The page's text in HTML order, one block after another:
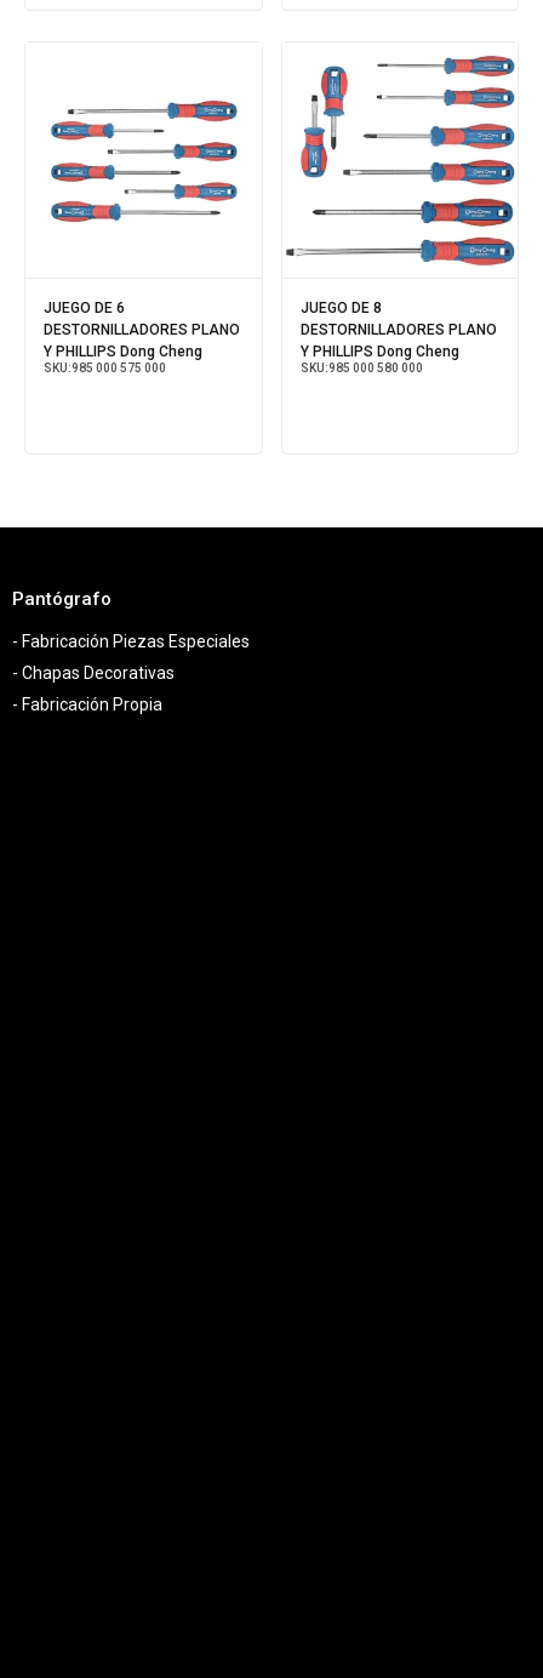
JUEGO DE 6
DESTORNILLADORES PLANO
Y PHILLIPS Dong Cheng
SKU:985 000 575 000
JUEGO DE 8
DESTORNILLADORES PLANO
Y PHILLIPS Dong Cheng
SKU:985 000 580 000
Pantógrafo
- Fabricación Piezas Especiales
- Chapas Decorativas
- Fabricación Propia